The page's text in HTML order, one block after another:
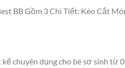
BB Gồm 3 Chi Tiết: Kéo Cắt
chuyên dụng cho bé sơ sinh từ